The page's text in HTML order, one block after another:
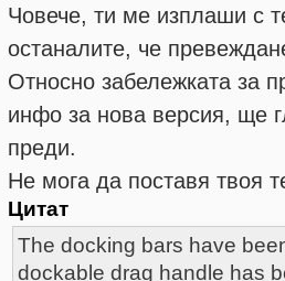
Човече, ти ме изплаши с
останалите, че
Относно забележката за
инфо за нова версия, ще
преди.
Не мога да поставя твоя
Цитат
The docking bars have
dockable drag handle has